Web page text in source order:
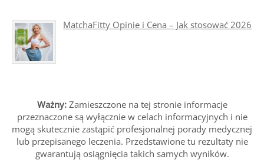
MatchaFitty Opinie i Cena – Jak stosować 2026
Ważny:Zamieszczone na tej stronie informacje
przeznaczone są wyłącznie w celach informacyjnych i nie
mogą skutecznie zastąpić profesjonalnej porady medycznej
lub przepisanego leczenia. Przedstawione tu rezultaty nie
gwarantują osiągnięcia takich samych wyników.